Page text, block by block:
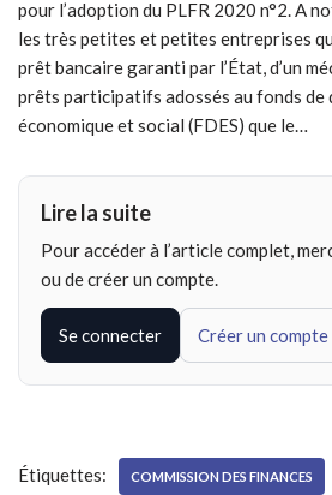
pour l’adoption du PLFR 2020 n°2. A
les très petites et petites entreprises
prêt bancaire garanti par l’État, d’un
prêts participatifs adossés au fonds de
économique et social (FDES) que le…
Lire la suite
Pour accéder à l’article complet,
ou de créer un compte.
Se connecter Créer un compte
Étiquettes: COMMISSION DES FINANCES